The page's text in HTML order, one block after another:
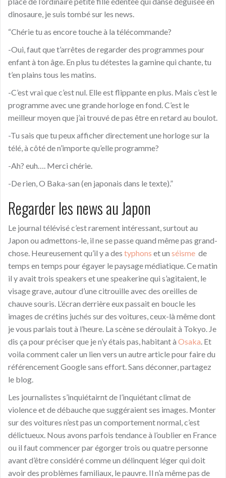
dinosaure, je suis tombésur les news.
“Chérie tu as encore toucheà la télécommande?
-Oui, faut que t’arrêtes de regarder des programmes pour
enfantà ton âge. En plus tu détestes la gamine qui chante, tu
t’en plains tous les matins.
-C’est vrai que c’est nul. Elle est flippante en plus. Mais c’est le
programme avec une grande horloge en fond. C’est le
meilleur moyen que j’ai trouvéde pas être en retard au boulot.
-Tu sais que tu peux afficher directement une horloge sur la
télé, à côtéde n’importe qu’elle programme?
-Ah? euh…. Merci chérie.
-De rien, O Baka-san (en japonais dans le texte).”
Regarder les news au Japon
Le journal télévisé c’est rarement intéressant, surtout au
Japon ou admettons-le, il ne se passe quand même pas grand-
chose. Heureusement qu’il y a des typhons et un séisme de
temps en temps pour égayer le paysage médiatique. Ce matin
il y avait trois speakers et une speakerine qui s’agitaient, le
visage grave, autour d’une citrouille avec des oreilles de
chauve souris. L’écran derrière eux passait en boucle les
images de crétins juchés sur des voitures, ceux-là mêmedont
je vous parlais tout à l’heure. La scène se déroulaità Tokyo. Je
dis ça pour préciser que je n’y étais pas, habitantà Osaka . Et
voila comment caler un lien vers un autre article pour faire du
référencement Google sans effort. Sans déconner, partagez
le blog.
Les journalistes s’inquiétairntde l’inquiétant climat de
violence et de débauche que suggéraient ses images. Monter
sur des voitures n’est pas un comportement normal, c’est
délictueux. Nous avons parfois tendanceà l’oublier en France
ou il faut commencer par égorger trois ou quatre personne
avant d’être considérécomme un délinquent léger qui doit
avoir des problèmes familiaux, le pauvre. Il n’a même pas de